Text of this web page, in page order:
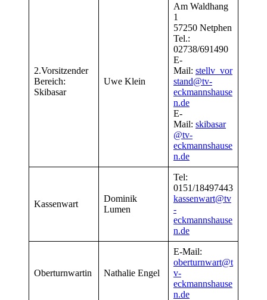
2.Vorsitzender
Bereich:
Skibasar
Uwe Klein
Am Waldhang
1
57250 Netphen
Tel.:
02738/691490
E-
Mail: stellv_vor
stand@tv-
eckmannshause
n.de
E-
Mail: skibasar
@tv-
eckmannshause
n.de
Kassenwart
Dominik
Lumen
Tel:
0151/18497443
kassenwart@tv
-
eckmannshause
n.de
Oberturnwartin Nathalie Engel
E-Mail:
oberturnwart@t
v-
eckmannshause
n.de